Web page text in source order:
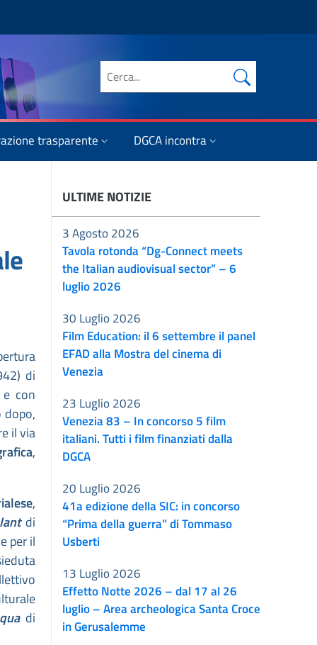
Cerca nel sito
trasparente DGCA incontra
di
con
dopo,
il via
,
,
di
per il
di
ULTIME NOTIZIE
Tavola rotonda “Dg-Connect meets
the Italian audiovisual sector” – 6
luglio 2026
3 Agosto 2026
Film Education: il 6 settembre il panel
EFAD alla Mostra del cinema di
Venezia
30 Luglio 2026
Venezia 83 – In concorso 5 film
italiani. Tutti i film finanziati dalla
DGCA
23 Luglio 2026
41a edizione della SIC: in concorso
“Prima della guerra” di Tommaso
Usberti
20 Luglio 2026
Effetto Notte 2026 – dal 17 al 26
luglio – Area archeologica Santa Croce
in Gerusalemme
13 Luglio 2026